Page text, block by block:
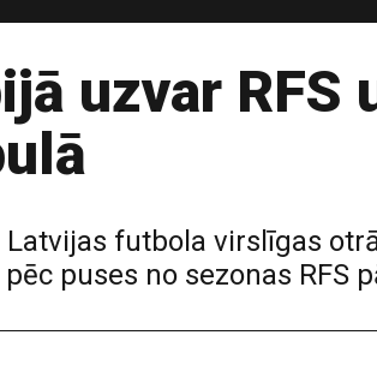
uzvar RFS
futbola virslīgas
puses no sezonas